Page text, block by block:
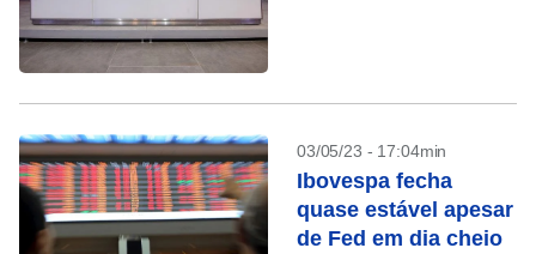
03/05/23 - 17:04min
Ibovespa fecha
quase estável apesar
de Fed em dia cheio